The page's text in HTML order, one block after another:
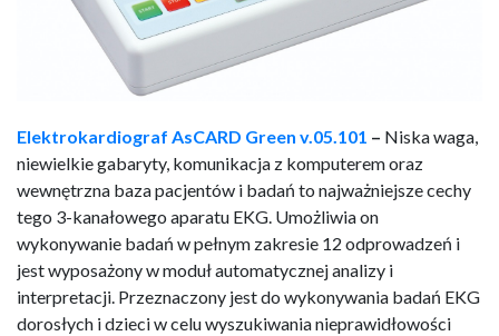
Elektrokardiograf AsCARD Green v.05.101 – Niska waga,
niewielkie gabaryty, komunikacja z komputerem oraz
wewnętrzna baza pacjentów i badań to najważniejsze cechy
tego 3-kanałowego aparatu EKG. Umożliwia on
wykonywanie badań w pełnym zakresie 12 odprowadzeń i
jest wyposażony w moduł automatycznej analizy i
interpretacji. Przeznaczony jest do wykonywania badań EKG
dorosłych i dzieci w celu wyszukiwania nieprawidłowości